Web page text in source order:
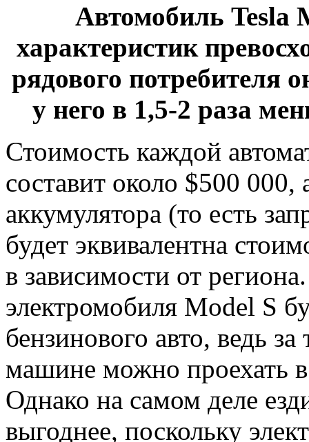
Автомобиль Tesla
характеристик
рядового потребителя
у него в 1,5-2 раза
Стоимость каждой
составит около $500 000,
аккумулятора (то есть
будет эквивалентна
в зависимости от
электромобиля Model S
бензинового авто, ведь
машине можно проехать в
Однако на самом деле
выгоднее, поскольку